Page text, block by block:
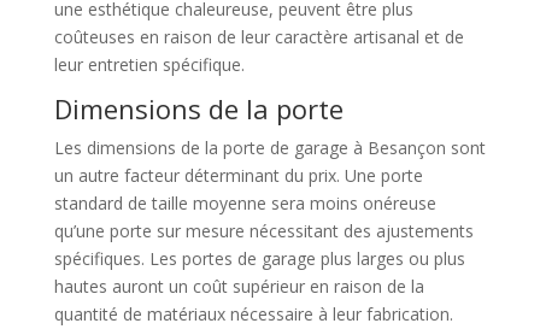
une esthétique chaleureuse, peuvent être plus
coûteuses en raison de leur caractère artisanal et de
leur entretien spécifique.
Dimensions de la porte
Les dimensions de la porte de garage à Besançon sont
un autre facteur déterminant du prix. Une porte
standard de taille moyenne sera moins onéreuse
qu’une porte sur mesure nécessitant des ajustements
spécifiques. Les portes de garage plus larges ou plus
hautes auront un coût supérieur en raison de la
quantité de matériaux nécessaire à leur fabrication.